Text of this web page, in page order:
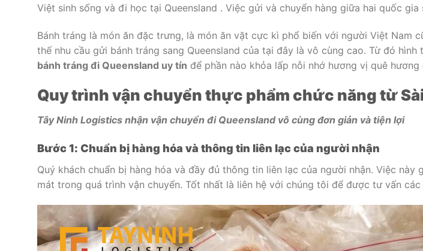
Việt sinh sống và đi học tại Queensland . Việc gửi và chuyển hàng giữa hai quốc gia
Bánh tráng là món ăn đặc trưng, là món ăn vặt cực kì phổ biến với người Việt Nam
thế nhu cầu gửi bánh tráng sang Queensland của tại đây là vô cùng cao. Từ đó hình
bánh tráng đi Queensland uy tín để phần nào khỏa lấp nỗi nhớ hương vị quê
Quy trình vận chuyển thực phẩm chức năng từ
Tây Ninh Logistics nhận vận chuyển đi Queensland vô cùng đơn giản và tiện lợi
Bước 1: Chuẩn bị hàng hóa và thông tin liên lạc của người nhận
Quý khách chuẩn bị hàng hóa và đầy đủ thông tin liên lạc của người nhận. Việc này
mát trong quá trình vận chuyển. Tốt nhất là liên hệ với chúng tôi để được tư vấn